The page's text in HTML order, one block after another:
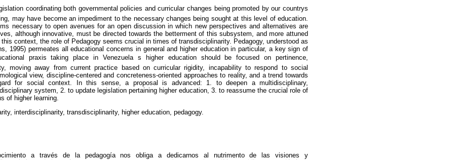
coordinating both governmental policies and curricular changes being promoted by our countrys
may have become an impediment to the necessary changes being sought at this level of education.
necessary to open avenues for an open discussion in which new perspectives and alternatives are
although innovative, must be directed towards the betterment of this subsystem, and more attuned
context, the role of Pedagogy seems crucial in times of transdisciplinarity. Pedagogy, understood as
1995) permeates all educational concerns in general and higher education in particular, a key sign of
praxis taking place in Venezuela s higher education should be focused on pertinence,
moving away from current practice based on curricular rigidity, incapability to respond to social
view, discipline-centered and concreteness-oriented approaches to reality, and a trend towards
for social context. In this sense, a proposal is advanced: 1. to deepen a multidisciplinary,
system, 2. to update legislation pertaining higher education, 3. to reassume the crucial role of
of higher learning.
interdisciplinarity, transdisciplinarity, higher education, pedagogy.
a través de la pedagogía nos obliga a dedicarnos al nutrimento de las visiones y